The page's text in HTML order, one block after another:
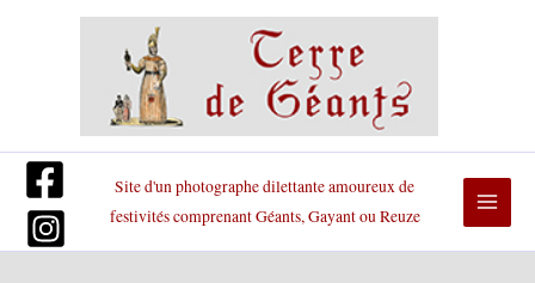
Site d'un photographe dilettante amoureux de
festivités comprenant Géants, Gayant ou Reuze